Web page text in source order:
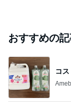
おすすめの
コ